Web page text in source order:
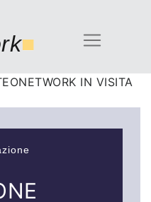
■
IN VISITA